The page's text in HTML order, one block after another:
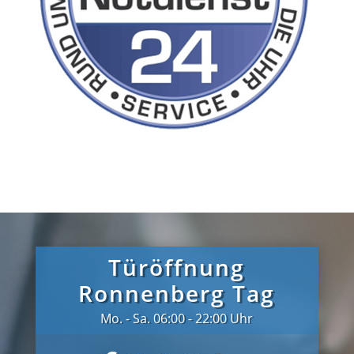
Türöffnung
Ronnenberg Tag
Mo. - Sa. 06:00 - 22:00 Uhr